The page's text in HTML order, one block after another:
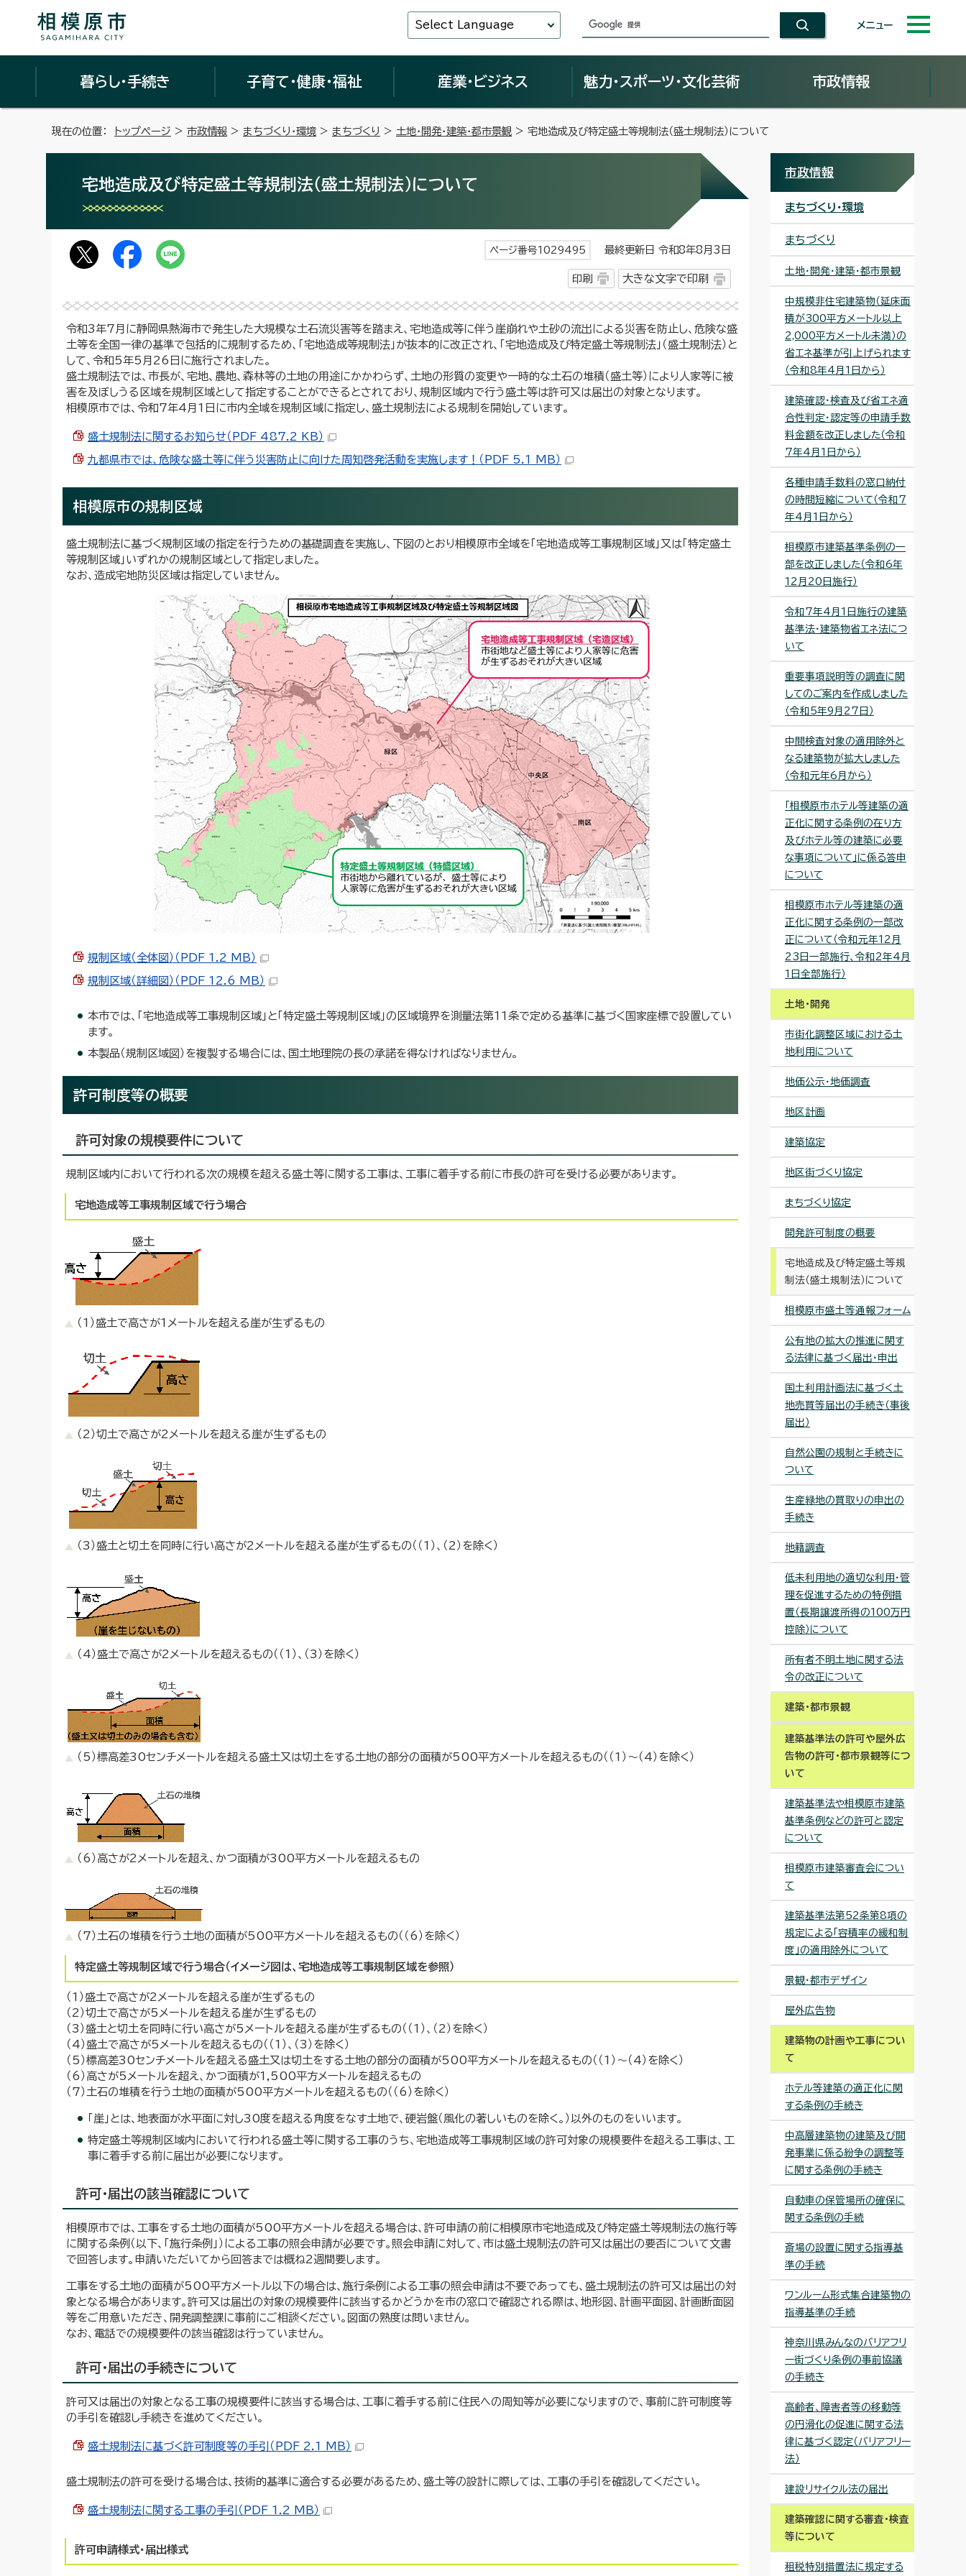
Select Language メニュー
暮らし・手続き 子育て・健康・福祉 産業・ビジネス 魅力・スポーツ・文化芸術 市政情報
現在の位置： トップページ > 市政情報 > まちづくり・環境 > まちづくり > 土地・開発・建築・都市景観 > 宅地造成及び特定盛土等規制法（盛土規制法）について
宅地造成及び特定盛土等規制法（盛土規制法）について
ページ番号1029495 最終更新日 令和8年8月3日
印刷 大きな文字で印刷
令和3年7月に静岡県熱海市で発生した大規模な土石流災害等を踏まえ、宅地造成等に伴う崖崩れや土砂の流出による災害を防止し、危険な盛
土等を全国一律の基準で包括的に規制するため、「宅地造成等規制法」が抜本的に改正され、「宅地造成及び特定盛土等規制法」（盛土規制法）と
して、令和5年5月26日に施行されました。
盛土規制法では、市長が、宅地、農地、森林等の土地の用途にかかわらず、土地の形質の変更や一時的な土石の堆積（盛土等）により人家等に被
害を及ぼしうる区域を規制区域として指定することができるとされており、規制区域内で行う盛土等は許可又は届出の対象となります。
相模原市では、令和7年4月1日に市内全域を規制区域に指定し、盛土規制法による規制を開始しています。
盛土規制法に関するお知らせ（PDF 487.2 KB）
九都県市では、危険な盛土等に伴う災害防止に向けた周知啓発活動を実施します！（PDF 5.1 MB）
相模原市の規制区域
盛土規制法に基づく規制区域の指定を行うための基礎調査を実施し、下図のとおり相模原市全域を「宅地造成等工事規制区域」又は「特定盛土
等規制区域」いずれかの規制区域として指定しました。
なお、造成宅地防災区域は指定していません。
規制区域（全体図）（PDF 1.2 MB）
規制区域（詳細図）（PDF 12.6 MB）
本市では、「宅地造成等工事規制区域」と「特定盛土等規制区域」の区域境界を測量法第11条で定める基準に基づく国家座標で設置してい
ます。
本製品（規制区域図）を複製する場合には、国土地理院の長の承諾を得なければなりません。
許可制度等の概要
許可対象の規模要件について
規制区域内において行われる次の規模を超える盛土等に関する工事は、工事に着手する前に市長の許可を受ける必要があります。
宅地造成等工事規制区域で行う場合
（1）盛土で高さが1メートルを超える崖が生ずるもの
（2）切土で高さが2メートルを超える崖が生ずるもの
（3）盛土と切土を同時に行い高さが2メートルを超える崖が生ずるもの（（1）、（2）を除く）
（4）盛土で高さが2メートルを超えるもの（（1）、（3）を除く）
（5）標高差30センチメートルを超える盛土又は切土をする土地の部分の面積が500平方メートルを超えるもの（（1）～（4）を除く）
（6）高さが2メートルを超え、かつ面積が300平方メートルを超えるもの
（7）土石の堆積を行う土地の面積が500平方メートルを超えるもの（（6）を除く）
特定盛土等規制区域で行う場合（イメージ図は、宅地造成等工事規制区域を参照）
（1）盛土で高さが2メートルを超える崖が生ずるもの
（2）切土で高さが5メートルを超える崖が生ずるもの
（3）盛土と切土を同時に行い高さが5メートルを超える崖が生ずるもの（（1）、（2）を除く）
（4）盛土で高さが5メートルを超えるもの（（1）、（3）を除く）
（5）標高差30センチメートルを超える盛土又は切土をする土地の部分の面積が500平方メートルを超えるもの（（1）～（4）を除く）
（6）高さが5メートルを超え、かつ面積が1,500平方メートルを超えるもの
（7）土石の堆積を行う土地の面積が500平方メートルを超えるもの（（6）を除く）
「崖」とは、地表面が水平面に対し30度を超える角度をなす土地で、硬岩盤（風化の著しいものを除く。）以外のものをいいます。
特定盛土等規制区域内において行われる盛土等に関する工事のうち、宅地造成等工事規制区域の許可対象の規模要件を超える工事は、工
事に着手する前に届出が必要になります。
許可・届出の該当確認について
相模原市では、工事をする土地の面積が500平方メートルを超える場合は、許可申請の前に相模原市宅地造成及び特定盛土等規制法の施行等
に関する条例（以下、「施行条例」）による工事の照会申請が必要です。照会申請に対して、市は盛土規制法の許可又は届出の要否について文書
で回答します。申請いただいてから回答までは概ね2週間要します。
工事をする土地の面積が500平方メートル以下の場合は、施行条例による工事の照会申請は不要であっても、盛土規制法の許可又は届出の対
象となる場合があります。許可又は届出の対象の規模要件に該当するかどうかを市の窓口で確認される際は、地形図、計画平面図、計画断面図
等をご用意いただき、開発調整課に事前にご相談ください。図面の熟度は問いません。
なお、電話での規模要件の該当確認は行っていません。
許可・届出の手続きについて
許可又は届出の対象となる工事の規模要件に該当する場合は、工事に着手する前に住民への周知等が必要になりますので、事前に許可制度等
の手引を確認し手続きを進めてください。
盛土規制法に基づく許可制度等の手引（PDF 2.1 MB）
盛土規制法の許可を受ける場合は、技術的基準に適合する必要があるため、盛土等の設計に際しては、工事の手引を確認してください。
盛土規制法に関する工事の手引（PDF 1.2 MB）
許可申請様式・届出様式
市政情報
まちづくり・環境
まちづくり
土地・開発・建築・都市景観
中規模非住宅建築物（延床面
積が300平方メートル以上
2,000平方メートル未満）の
省エネ基準が引上げられます
（令和8年4月1日から）
建築確認・検査及び省エネ適
合性判定・認定等の申請手数
料金額を改正しました（令和
7年4月1日から）
各種申請手数料の窓口納付
の時間短縮について（令和7
年4月1日から）
相模原市建築基準条例の一
部を改正しました（令和6年
12月20日施行）
令和7年4月1日施行の建築
基準法・建築物省エネ法につ
いて
重要事項説明等の調査に関
してのご案内を作成しました
（令和5年9月27日）
中間検査対象の適用除外と
なる建築物が拡大しました
（令和元年6月から）
「相模原市ホテル等建築の適
正化に関する条例の在り方
及びホテル等の建築に必要
な事項について」に係る答申
について
相模原市ホテル等建築の適
正化に関する条例の一部改
正について（令和元年12月
23日一部施行、令和2年4月
1日全部施行）
土地・開発
市街化調整区域における土
地利用について
地価公示・地価調査
地区計画
建築協定
地区街づくり協定
まちづくり協定
開発許可制度の概要
宅地造成及び特定盛土等規
制法（盛土規制法）について
相模原市盛土等通報フォーム
公有地の拡大の推進に関す
る法律に基づく届出・申出
国土利用計画法に基づく土
地売買等届出の手続き（事後
届出）
自然公園の規制と手続きに
ついて
生産緑地の買取りの申出の
手続き
地籍調査
低未利用地の適切な利用・管
理を促進するための特例措
置（長期譲渡所得の100万円
控除）について
所有者不明土地に関する法
令の改正について
建築・都市景観
建築基準法の許可や屋外広
告物の許可・都市景観等につ
いて
建築基準法や相模原市建築
基準条例などの許可と認定
について
相模原市建築審査会につい
て
建築基準法第52条第8項の
規定による「容積率の緩和制
度」の適用除外について
景観・都市デザイン
屋外広告物
建築物の計画や工事につい
て
ホテル等建築の適正化に関
する条例の手続き
中高層建築物の建築及び開
発事業に係る紛争の調整等
に関する条例の手続き
自動車の保管場所の確保に
関する条例の手続
斎場の設置に関する指導基
準の手続
ワンルーム形式集合建築物の
指導基準の手続
神奈川県みんなのバリアフリ
ー街づくり条例の事前協議
の手続き
高齢者、障害者等の移動等
の円滑化の促進に関する法
律に基づく認定（バリアフリー
法）
建設リサイクル法の届出
建築確認に関する審査・検査
等について
租税特別措置法に規定する